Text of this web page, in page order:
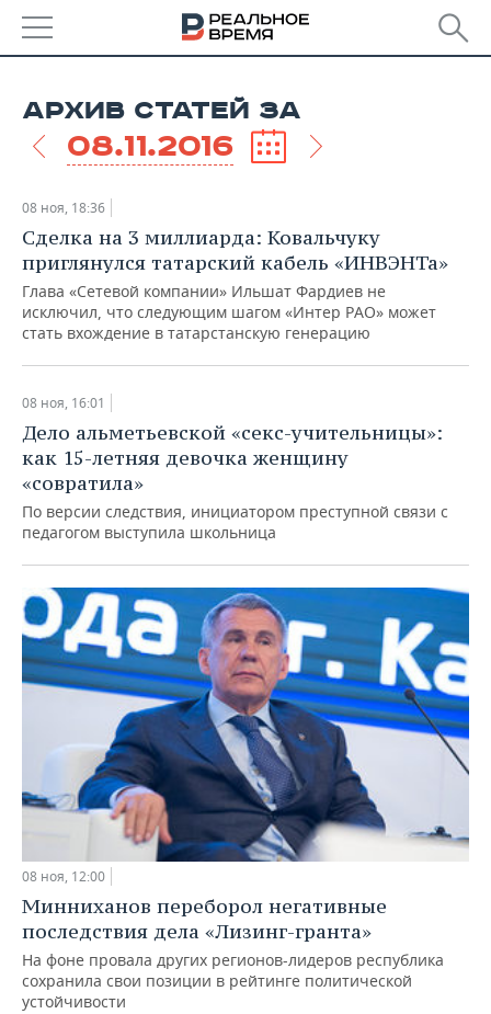
УДМУРТИЯ
НОВОСТИ
НОВОСТИ АНАЛИТИКИ
ДЕКЛАРАЦИИ О ДОХОДАХ
КОРОЛИ ГОСЗАКАЗА ПФО
КОМУ ПРИНАДЛЕЖАТ
ТОРГОВЫЕ ЦЕНТРЫ
ТАТАРСТАНА
ЭКОНОМИКА
НОВОСТИ ЭКОНОМИКИ
ФИНАНСЫ
БЮДЖЕТ
ИНВЕСТИЦИИ
ПРОМЫШЛЕННОСТЬ
НОВОСТИ
ПРОМЫШЛЕННОСТИ
АГРОПРОМ
МАШИНОСТРОЕНИЕ
НЕФТЕХИМИЯ
ОПК
ЭНЕРГЕТИКА
НЕДВИЖИМОСТЬ
НОВОСТИ АВТО
БИЗНЕС
НОВОСТИ БИЗНЕСА
РОЗНИЧНАЯ ТОРГОВЛЯ
ТРАНСПОРТ
УСЛУГИ
ТЕХНОЛОГИИ
НОВОСТИ ТЕХНОЛОГИЙ
МЕДИА
ТЕЛЕКОММУНИКАЦИИ
МЕРОПРИЯТИЯ
НОВОСТИ МЕРОПРИЯТИЙ
ВЫЕЗДНАЯ РЕДАКЦИЯ
БИЗНЕС-БРАНЧИ
ONLINE-КОНФЕРЕНЦИИ
ОТКРЫТАЯ ЛЕКЦИЯ
СПОРТ
НОВОСТИ СПОРТА
ФУТБОЛ
БАСКЕТБОЛ
КИБЕРСПОРТ
ФИГУРНОЕ КАТАНИЕ
ВОДНЫЕ ВИДЫ СПОРТА
ОБЩЕСТВО
НОВОСТИ ОБЩЕСТВА
ИНФРАСТРУКТУРА
КУЛЬТУРА
МЕДИЦИНА
ОБРАЗОВАНИЕ
ФОТОГАЛЕРЕЯ
СПРАВОЧНИК
СПИСОК ПЕРСОН
СПИСОК КОМПАНИЙ
ПОЛНАЯ ВЕРСИЯ
АРХИВ СТАТЕЙ ЗА
08.11.2016
08 ноя, 18:36
Сделка на 3 миллиарда: Ковальчуку
приглянулся татарский кабель «ИНВЭНТа»
Глава «Сетевой компании» Ильшат Фардиев не
исключил, что следующим шагом «Интер РАО» может
стать вхождение в татарстанскую генерацию
08 ноя, 16:01
Дело альметьевской «секс-учительницы»:
как 15-летняя девочка женщину
«совратила»
По версии следствия, инициатором преступной связи с
педагогом выступила школьница
08 ноя, 12:00
Минниханов переборол негативные
последствия дела «Лизинг-гранта»
На фоне провала других регионов-лидеров республика
сохранила свои позиции в рейтинге политической
устойчивости